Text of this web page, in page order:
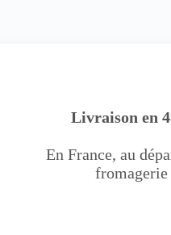
Livraison en
En France, au
fromagerie